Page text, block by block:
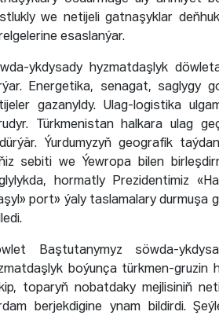
we netijeli gatnaşyklar
esaslanýar.
ykdysady hyzmatdaşlyk
Energetika, senagat, saglygy
gazanyldy. Ulag-logistika
Türkmenistan halkara ulag
Ýurdumyzyň geografik
sebiti we Ýewropa bilen
hormatly Prezidentimiz
port» ýaly taslamalary durmuşa
Baştutanymyz söwda-
boýunça türkmen-
toparyň nobatdaky mejlisiniň
berjekdigine ynam bildirdi.